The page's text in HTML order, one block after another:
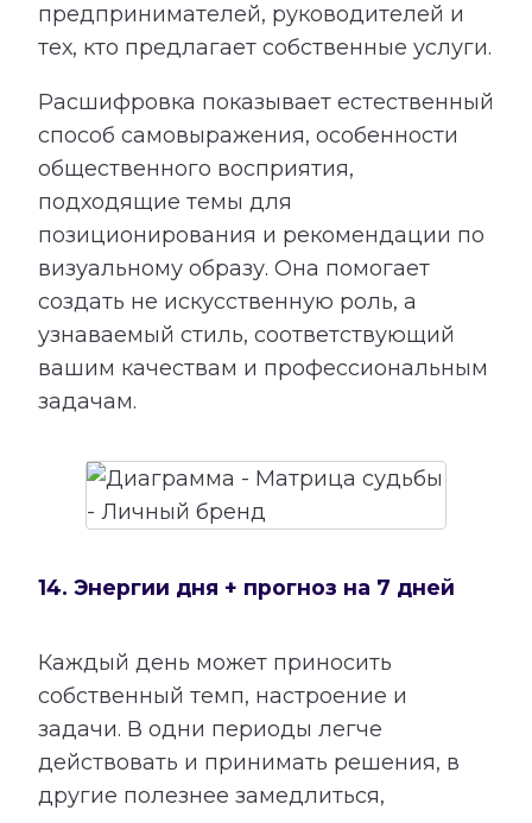
предпринимателей, руководителей и
тех, кто предлагает собственные услуги.
Расшифровка показывает естественный
способ самовыражения, особенности
общественного восприятия,
подходящие темы для
позиционирования и рекомендации по
визуальному образу. Она помогает
создать не искусственную роль, а
узнаваемый стиль, соответствующий
вашим качествам и профессиональным
задачам.
14. Энергии дня + прогноз на 7 дней
Каждый день может приносить
собственный темп, настроение и
задачи. В одни периоды легче
действовать и принимать решения, в
другие полезнее замедлиться,